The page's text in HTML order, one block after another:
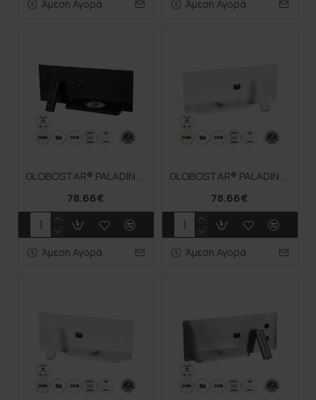
Άμεση Αγορά Άμεση Αγορά
GLOBOSTAR® PALADIN 61352 Μοντέρνο Φωτιστικό Τοίχου - Απλίκα Ξενοδοχείου Reading Light με Φορτιστή USB 3A & Wireless 20W LED 6W 720lm 36° & 360° AC 220-240V IP20 Φυσικό Λευκό 4500K - Bridgelux COB Chip & TÜV SÜD Driver - Μαύρο Ματ - Μ30 x Π11 x
78.66€
Άμεση Αγορά
GLOBOSTAR® PALADIN 61353 Μοντέρνο Φωτιστικό Τοίχου - Απλίκα Ξενοδοχείου Reading Light με Φορτιστή USB 3A & Wireless 20W LED 6W 720lm 36° & 360° AC 220-240V IP20 Φυσικό Λευκό 4500K - Bridgelux COB Chip & TÜV SÜD Driver - Λευκό Ματ - Μ30 x Π11 x
78.66€
Άμεση Αγορά